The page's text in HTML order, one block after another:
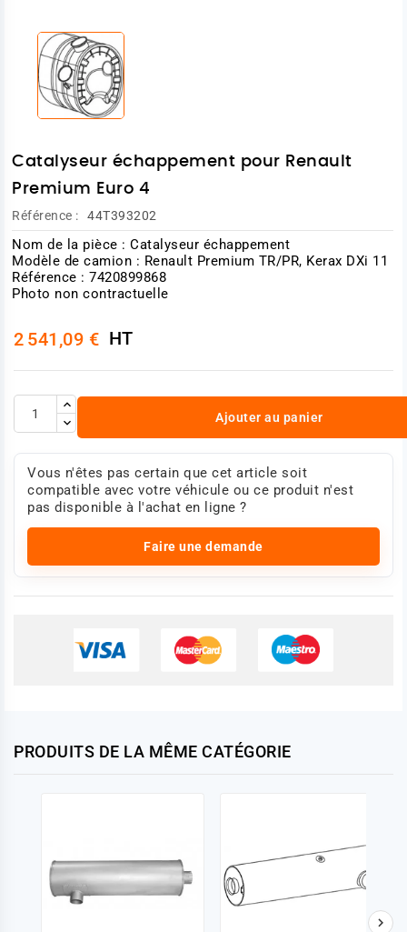
Catalyseur échappement pour Renault
Premium Euro 4
Référence : 44T393202
Nom de la pièce : Catalyseur échappement
Modèle de camion : Renault Premium TR/PR, Kerax DXi 11
Référence : 7420899868
Photo non contractuelle
2 541,09 € HT
Ajouter au panier
Vous n'êtes pas certain que cet article soit
compatible avec votre véhicule ou ce produit n'est
pas disponible à l'achat en ligne ?
Faire une demande
PRODUITS DE LA MÊME CATÉGORIE
